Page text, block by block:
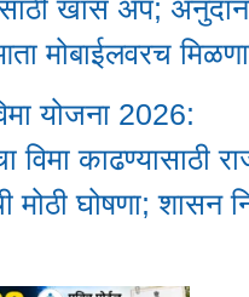
खास ॲप;
मोबाईलवरच
योजना 2026:
विमा काढण्यासाठी
मोठी घोषणा; शासन